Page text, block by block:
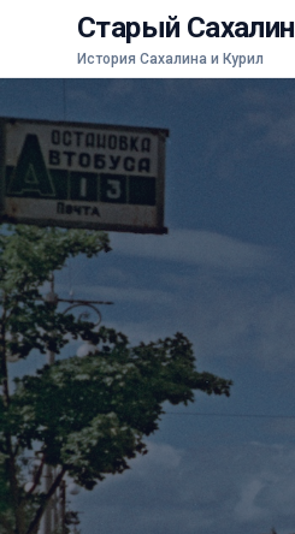
Старый Сахалин
История Сахалина и Курил